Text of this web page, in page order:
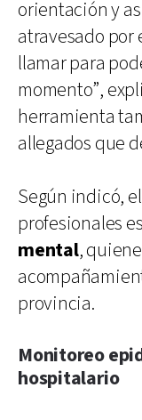
orientación y
atravesado por
llamar para
momento”,
herramienta
allegados que
Según indicó,
profesionales
mental,
provincia.
Monitoreo
hospitalario